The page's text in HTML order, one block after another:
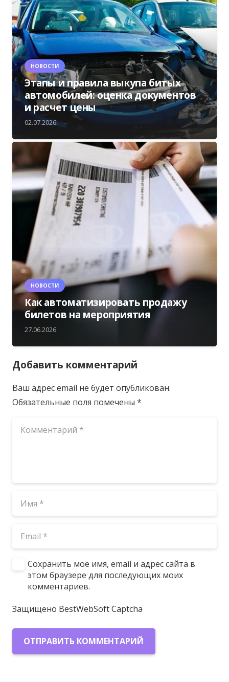
НОВОСТИ
Этапы и правила выкупа битых
автомобилей: оценка документов
и расчет цены
02.07.2026
НОВОСТИ
Как автоматизировать продажу
билетов на мероприятия
27.06.2026
Добавить комментарий
Ваш адрес email не будет опубликован.
Обязательные поля помечены *
Сохранить моё имя, email и адрес сайта в
этом браузере для последующих моих
комментариев.
Защищено BestWebSoft Captcha
ОТПРАВИТЬ КОММЕНТАРИЙ